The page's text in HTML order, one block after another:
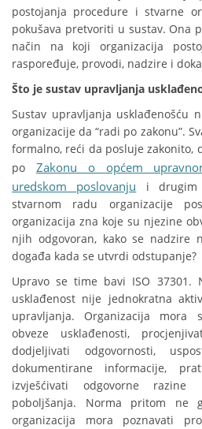
postojanja procedure i stvarne
pokušava pretvoriti u sustav. Ona
način na koji organizacija
raspoređuje, provodi, nadzire i
Što je sustav upravljanja
Sustav upravljanja usklađenošću
organizacije da “radi po zakonu”.
formalno, reći da posluje zakonito,
po Zakonu o općem
uredskom poslovanju i drugim
stvarnom radu organizacije
organizacija zna koje su njezine
njih odgovoran, kako se nadzire
događa kada se utvrdi odstupanje?
Upravo se time bavi ISO 37301.
usklađenost nije jednokratna
upravljanja. Organizacija mora
obveze usklađenosti,
dodjeljivati odgovornosti,
dokumentirane informacije,
izvješćivati odgovorne
poboljšanja. Norma pritom ne
organizacija mora poznavati